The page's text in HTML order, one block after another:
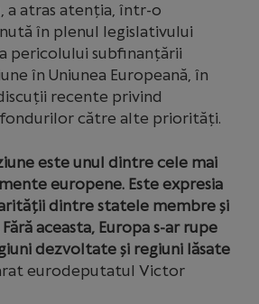
a atras atenția, într-o
în plenul legislativului
pericolului subfinanțării
în Uniunea Europeană, în
recente privind
către alte priorități.
este unul dintre cele mai
europene. Este expresia
dintre statele membre și
aceasta, Europa s-ar rupe
dezvoltate și regiuni lăsate
eurodeputatul Victor